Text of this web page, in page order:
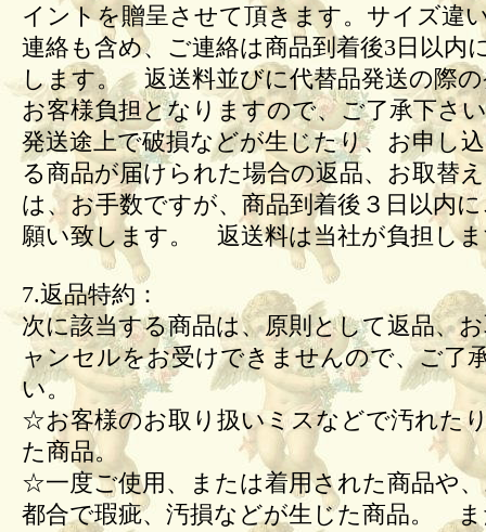
イントを贈呈させて頂きます。サイズ違
連絡も含め、ご連絡は商品到着後3日以内
します。 返送料並びに代替品発送の際の
お客様負担となりますので、ご了承下さ
発送途上で破損などが生じたり、お申し
る商品が届けられた場合の返品、お取替
は、お手数ですが、商品到着後３日以内
願い致します。 返送料は当社が負担し
7.返品特約：
次に該当する商品は、原則として返品、
ャンセルをお受けできませんので、ご了
い。
☆お客様のお取り扱いミスなどで汚れた
た商品。
☆一度ご使用、または着用された商品や
都合で瑕疵、汚損などが生じた商品。